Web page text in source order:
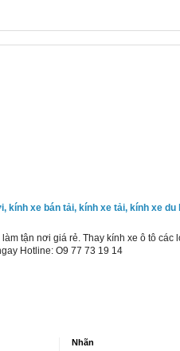
kính xe bán tải, kính xe tải, kính xe
tận nơi giá rẻ. Thay kính xe ô tô
Hotline: O9 77 73 19 14
Nhãn